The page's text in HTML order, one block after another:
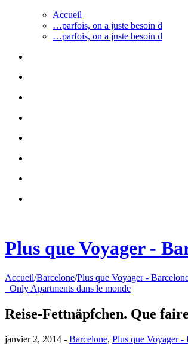
Accueil
…parfois, on a juste besoin d
…parfois, on a juste besoin d
Plus que Voyager -
Accueil/Barcelone/Plus que Voyager -
Only Apartments dans le monde
Reise-Fettnäpfchen. Que
janvier 2, 2014 - Barcelone, Plus que Voyager -